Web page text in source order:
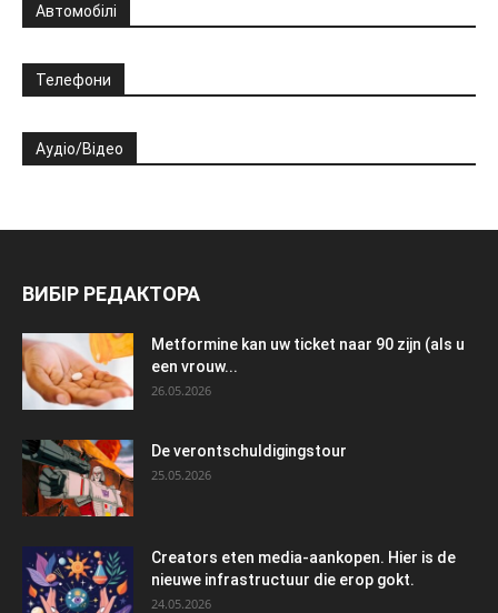
Автомобілі
Телефони
Аудіо/Відео
ВИБІР РЕДАКТОРА
Metformine kan uw ticket naar 90 zijn (als u
een vrouw...
26.05.2026
De verontschuldigingstour
25.05.2026
Creators eten media-aankopen. Hier is de
nieuwe infrastructuur die erop gokt.
24.05.2026